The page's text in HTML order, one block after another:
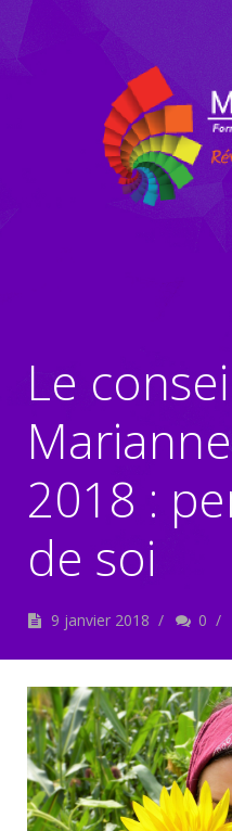
Le
2018 :
de soi
9 janvier 2018 / 0 /